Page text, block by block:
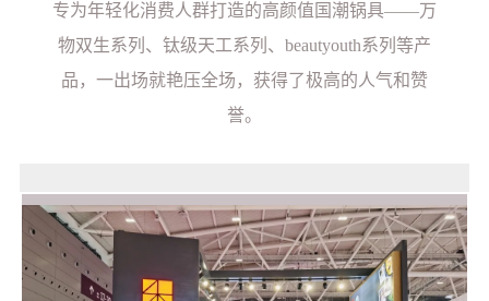
专为年轻化消费人群打造的高颜值国潮锅具——万
物双生系列、钛级天工系列、beautyouth系列等产
品，一出场就艳压全场，获得了极高的人气和赞
誉。